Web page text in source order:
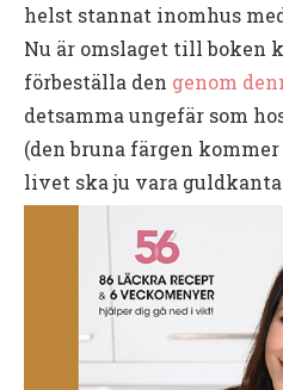
helst stannat inomhus
Nu är omslaget till boken
förbeställa den genom
detsamma ungefär som
(den bruna färgen
livet ska ju vara